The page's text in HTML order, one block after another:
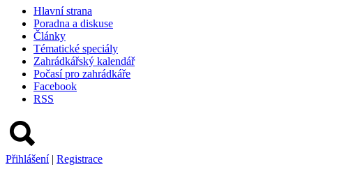
Hlavní strana
Poradna a diskuse
Články
Tématické speciály
Zahrádkářský kalendář
Počasí pro zahrádkáře
Facebook
RSS
Přihlášení | Registrace